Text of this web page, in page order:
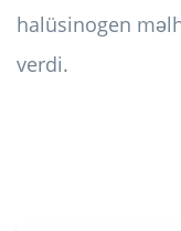
halüsinogen
verdi.